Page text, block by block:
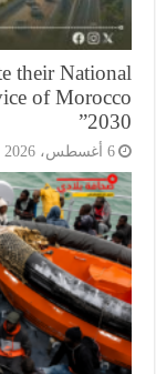
their
Service of